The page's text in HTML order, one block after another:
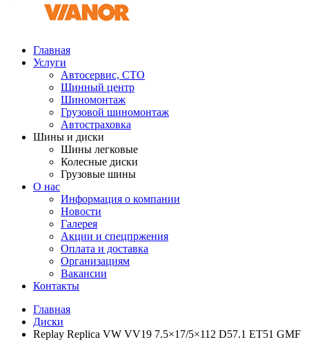
Главная
Услуги
Автосервис, СТО
Шинный центр
Шиномонтаж
Грузовой шиномонтаж
Автостраховка
Шины и диски
Шины легковые
Колесные диски
Грузовые шины
О нас
Информация о компании
Новости
Галерея
Акции и спецпржения
Оплата и доставка
Организациям
Вакансии
Контакты
Главная
Диски
Replay Replica VW VV19 7.5×17/5×112 D57.1 ET51 GMF